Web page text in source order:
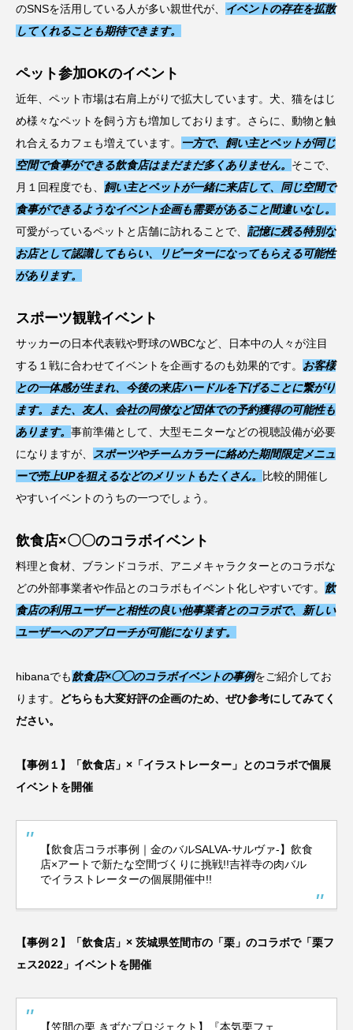
のSNSを活用している人が多い親世代が、
イベントの存在を拡散
してくれることも期待できます。
ペット参加OKのイベント
近年、ペット市場は右肩上がりで拡大しています。犬、猫をはじ
め様々なペットを飼う方も増加しております。さらに、動物と触
れ合えるカフェも増えています。
一方で、飼い主とペットが同じ
空間で食事ができる飲食店はまだまだ多くありません。 そこで、
月１回程度でも、 飼い主とペットが一緒に来店して、同じ空間で
食事ができるようなイベント企画も需要があること間違いなし。
可愛がっているペットと店舗に訪れることで、 記憶に残る特別な
お店として認識してもらい、リピーターになってもらえる可能性
があります。
スポーツ観戦イベント
サッカーの日本代表戦や野球のWBCなど、日本中の人々が注目
する１戦に合わせてイベントを企画するのも効果的です。 お客様
との一体感が生まれ、今後の来店ハードルを下げることに繋がり
ます。
また、友人、会社の同僚など団体での予約獲得の可能性も
あります。 事前準備として、大型モニターなどの視聴設備が必要
になりますが、
スポーツやチームカラーに絡めた期間限定メニュ
ーで売上UPを狙えるなどのメリットもたくさん。
比較的開催し
やすいイベントのうちの一つでしょう。
飲食店×〇〇のコラボイベント
料理と食材、ブランドコラボ、アニメキャラクターとのコラボな
どの外部事業者や作品とのコラボもイベント化しやすいです。 飲
食店の利用ユーザーと相性の良い他事業者とのコラボで、新しい
ユーザーへのアプローチが可能になります。
hibanaでも飲食店×◯◯のコラボイベントの事例をご紹介してお
ります。
どちらも大変好評の企画のため、ぜひ参考にしてみてく
ださい。
【事例１】「飲食店」×「イラストレーター」とのコラボで個展
イベントを開催
【飲食店コラボ事例｜金のバルSALVA-サルヴァ-】飲食
店×アートで新たな空間づくりに挑戦!!吉祥寺の肉バル
でイラストレーターの個展開催中!!
【事例２】「飲食店」× 茨城県笠間市の「栗」のコラボで「栗フ
ェス2022」イベントを開催
【笠間の栗 きずなプロジェクト】『本気栗フェ